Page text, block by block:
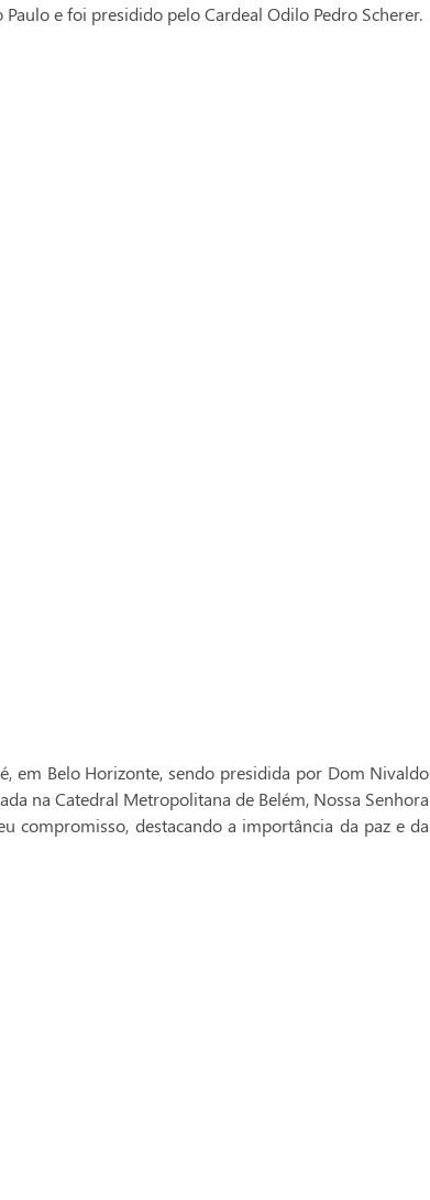
e foi presidido pelo Cardeal Odilo Pedro Scherer.
em Belo Horizonte, sendo presidida por Dom Nivaldo
na Catedral Metropolitana de Belém, Nossa Senhora
compromisso, destacando a importância da paz e da